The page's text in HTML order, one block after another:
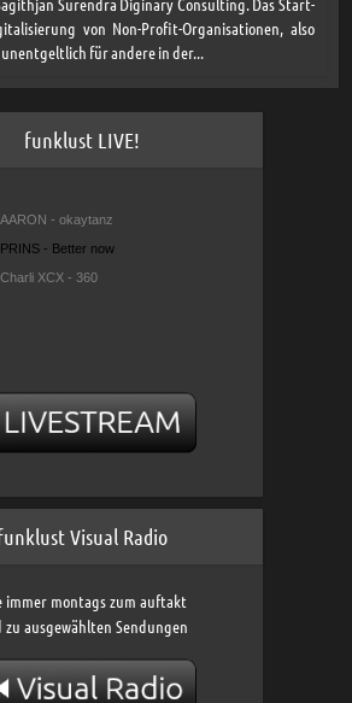
von Non-Profit-Organisationen, also
für andere in der...
funklust LIVE!
Visual Radio
immer montags zum auftakt
zu ausgewählten Sendungen